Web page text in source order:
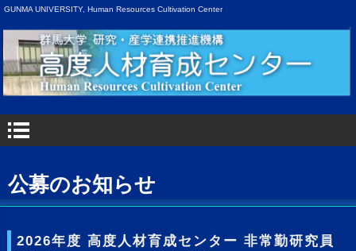
GUNMA UNIVERSITY, Human Resources Cultivation Center
公募のお知らせ
2026年度 高度人材育成センター 非常勤研究員